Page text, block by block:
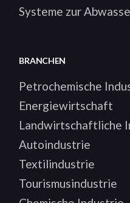
Systeme zur
BRANCHEN
Petrochemische
Energiewirtschaft
Landwirtschaftliche
Autoindustrie
Textilindustrie
Tourismusindustrie